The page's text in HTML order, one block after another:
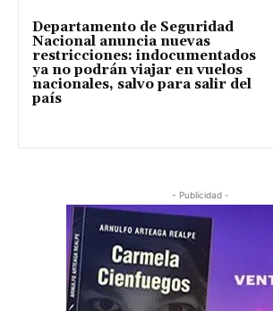
Departamento de Seguridad
Nacional anuncia nuevas
restricciones: indocumentados
ya no podrán viajar en vuelos
nacionales, salvo para salir del
país
- Publicidad -